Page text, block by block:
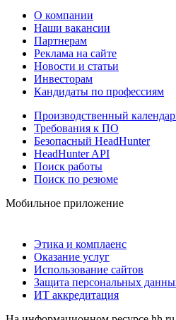
О компании
Наши вакансии
Партнерам
Реклама на сайте
Новости и статьи
Инвесторам
Кандидаты по профессиям
Производственный
Требования к ПО
Безопасный HeadHunter
HeadHunter API
Поиск работы
Поиск по резюме
Мобильное приложение
Этика и комплаенс
Оказание услуг
Использование сайтов
Защита персональных
ИТ аккредитация